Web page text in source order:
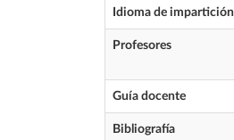
Idioma de impartición
Profesores
Guía docente
Bibliografía